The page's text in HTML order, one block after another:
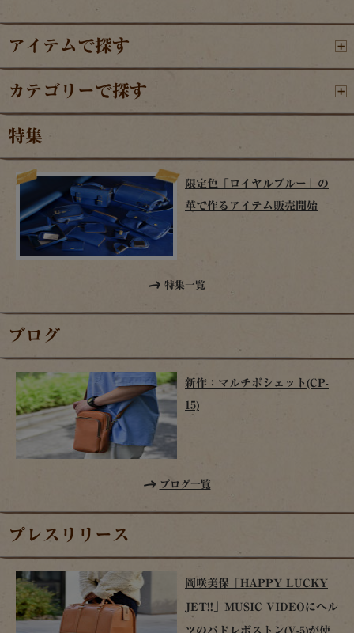
アイテムで探す
カテゴリーで探す
特集
限定色「ロイヤルブルー」の
革で作るアイテム販売開始
特集一覧
ブログ
新作：マルチポシェット(CP-
15)
ブログ一覧
プレスリリース
岡咲美保「HAPPY LUCKY
JET!!」MUSIC VIDEOにヘル
ツのパドレボストン(V-5)が使